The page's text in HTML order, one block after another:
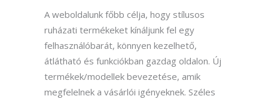
A weboldalunk főbb célja, hogy stílusos
ruházati termékeket kínáljunk fel egy
felhasználóbarát, könnyen kezelhető,
átlátható és funkciókban gazdag oldalon. Új
termékek/modellek bevezetése, amik
megfelelnek a vásárlói igényeknek. Széles